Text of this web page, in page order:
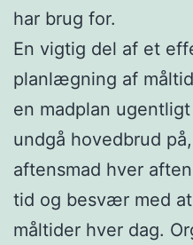
har brug for.
En vigtig del af et
planlægning af
en madplan
undgå hovedbrud
aftensmad hver
tid og besvær med
måltider hver dag.